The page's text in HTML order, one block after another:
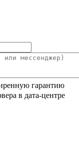
гарантию
в дата-центре